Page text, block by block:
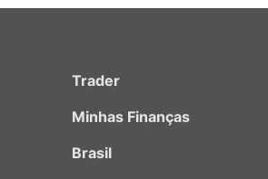
Trader
Minhas Finanças
Brasil